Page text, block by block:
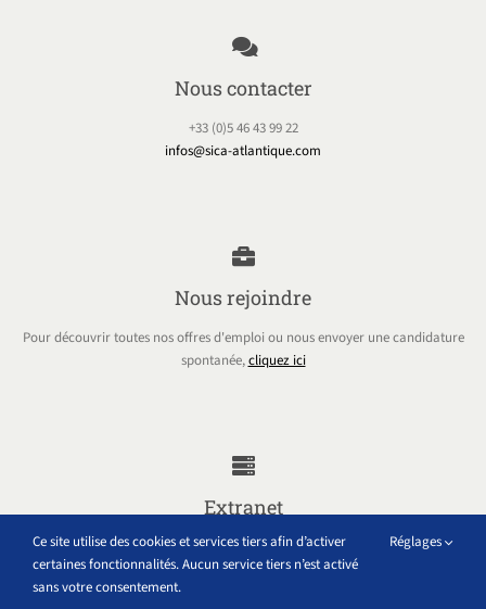
Nous contacter
+33 (0)5 46 43 99 22
infos@sica-atlantique.com
Nous rejoindre
Pour découvrir toutes nos offres d'emploi ou nous envoyer une candidature
spontanée,cliquez ici
Extranet
Accéder à tous les outils internes au groupe Sica Atlantique
Ce site utilise des cookies et services tiers afin d’activer
certaines fonctionnalités. Aucun service tiers n’est activé
sans votre consentement.
Réglages